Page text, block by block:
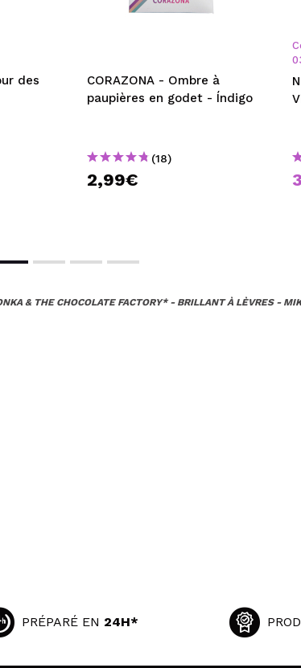
des
CORAZONA - Ombre à
paupières en godet - Índigo
(18)
2,99€
& THE CHOCOLATE FACTORY* - BRILLANT À LÈVRES -
PRÉPARÉ EN 24H*